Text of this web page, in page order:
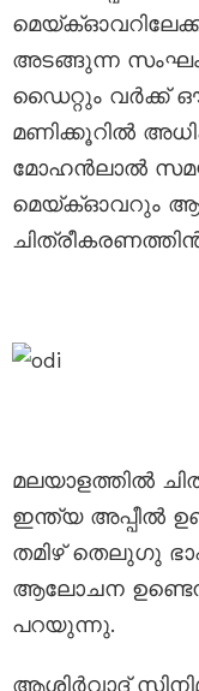
അടങ്ങുന്ന
ഡൈറ്റും വർക്ക്
മണിക്കൂറിൽ
മോഹൻലാൽ
മെയ്ക്ഓവറും
മലയാളത്തിൽ
ഇന്ത്യ അപ്പീൽ
തമിഴ് തെലുഗു
ആലോചന
പറയുന്നു.
ആശിർവാദ്